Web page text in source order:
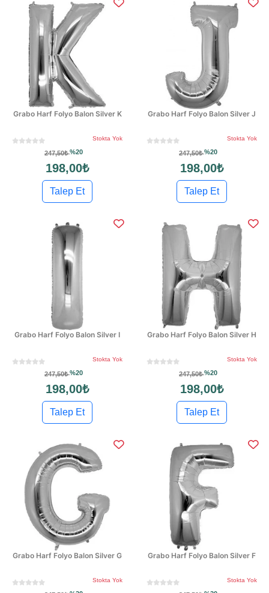
Grabo Harf Folyo Balon Silver K
Stokta Yok
247,50₺%20
198,00₺
Talep Et
Grabo Harf Folyo Balon Silver J
Stokta Yok
247,50₺%20
198,00₺
Talep Et
Grabo Harf Folyo Balon Silver I
Stokta Yok
247,50₺%20
198,00₺
Talep Et
Grabo Harf Folyo Balon Silver H
Stokta Yok
247,50₺%20
198,00₺
Talep Et
Grabo Harf Folyo Balon Silver G
Stokta Yok
Grabo Harf Folyo Balon Silver F
Stokta Yok